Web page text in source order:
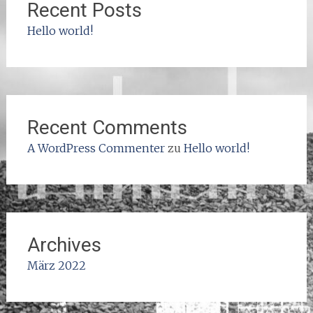
Recent Posts
Hello world!
Recent Comments
A WordPress Commenterzu Hello world!
Archives
März 2022